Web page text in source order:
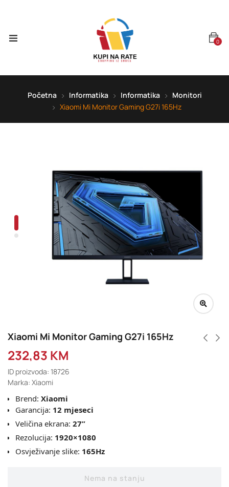
0
Početna Informatika Informatika
Monitori
Xiaomi Mi Monitor Gaming G27i 165Hz
Xiaomi Mi Monitor Gaming G27i 165Hz
232,83 KM
ID proizvoda: 18726
Marka: Xiaomi
Brend: Xiaomi
Garancija: 12 mjeseci
Veličina ekrana: 27”
Rezolucija: 1920×1080
Osvježivanje slike: 165Hz
Nema na stanju